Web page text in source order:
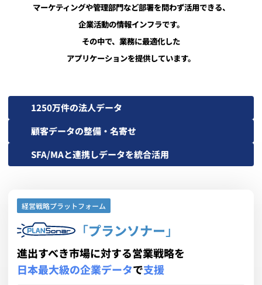
マーケティングや管理部門など部署を問わず活用できる、
企業活動の情報インフラです。
その中で、業務に最適化した
アプリケーションを提供しています。
1250万件の法人データ
顧客データの整備・名寄せ
SFA/MAと連携しデータを統合活用
経営戦略プラットフォーム
「プランソナー 」
進出すべき市場に対する営業戦略を
日本最大級の企業データで支援